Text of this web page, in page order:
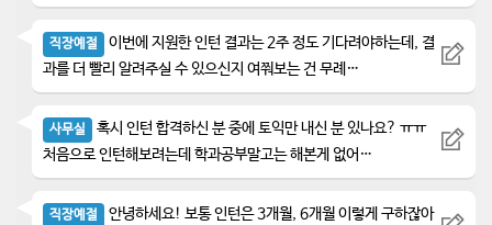
직장예절
이번에 지원한 인턴 결과는 2주 정도 기다려야하는데, 결
과를 더 빨리 알려주실 수 있으신지 여쭤보는 건 무례…
사무실
혹시 인턴 합격하신 분 중에 토익만 내신 분 있나요? ㅠㅠ
처음으로 인턴해보려는데 학과공부말고는 해본게 없어…
직장예절
안녕하세요! 보통 인턴은 3개월, 6개월 이렇게 구하잖아